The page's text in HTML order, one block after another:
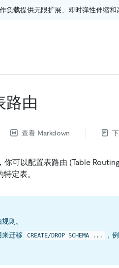
负载提供无限扩展、即时弹性伸缩和
路由
查看 Markdown
可以配置表路由 (Table
定表。
则。
迁移
CREATE/DROP SCHEMA ... ，